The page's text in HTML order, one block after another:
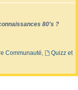
80's ?
Communauté,
Quizz et